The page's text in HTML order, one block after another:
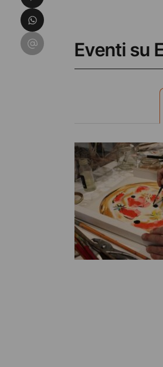
Eventi su
Condividi su WhatsApp
Condividi su Email